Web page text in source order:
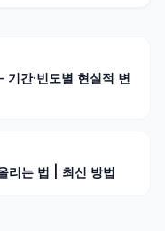
간·빈도별 현실적 변
리는 법 | 최신 방법